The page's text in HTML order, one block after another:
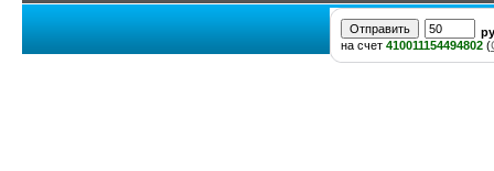
на счет 410011154494802 (